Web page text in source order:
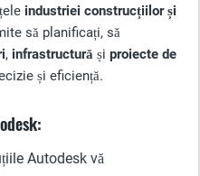
industriei construcțiilor și
să planificați, să
, infrastructură și proiecte de
și eficiență.
Autodesk vă